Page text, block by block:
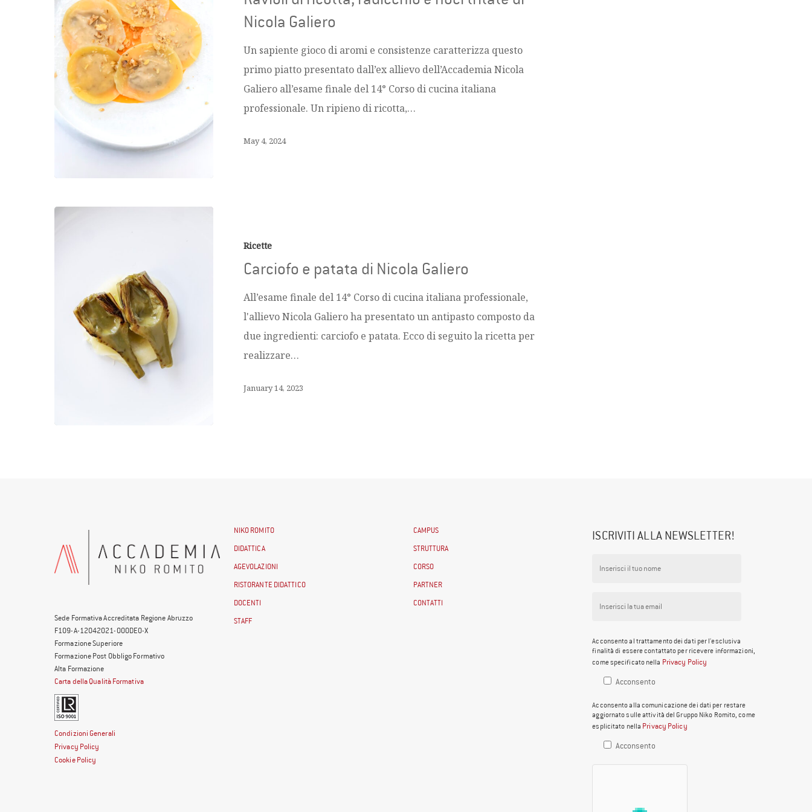
Nicola Galiero
Un sapiente gioco di aromi e consistenze caratterizza questo
primo piatto presentato dall’ex allievo dell’Accademia Nicola
Galiero all’esame finale del 14° Corso di cucina italiana
professionale. Un ripieno di ricotta,…
May 4, 2024
Ricette
Carciofo e patata di Nicola Galiero
All’esame finale del 14° Corso di cucina italiana professionale,
l'allievo Nicola Galiero ha presentato un antipasto composto da
due ingredienti: carciofo e patata. Ecco di seguito la ricetta per
realizzare…
January 14, 2023
Sede Formativa Accreditata Regione Abruzzo
F109-A-12042021-000DE0-X
Formazione Superiore
Formazione Post Obbligo Formativo
Alta Formazione
Carta della Qualità Formativa
Condizioni Generali
Privacy Policy
Cookie Policy
NIKO ROMITO
DIDATTICA
AGEVOLAZIONI
RISTORANTE DIDATTICO
DOCENTI
STAFF
CAMPUS
STRUTTURA
CORSO
PARTNER
CONTATTI
ISCRIVITI ALLA NEWSLETTER!
Acconsento al trattamento dei dati per l'esclusiva
finalità di essere contattato per ricevere informazioni,
come specificato nella Privacy Policy
Acconsento
Acconsento alla comunicazione dei dati per restare
aggiornato sulle attività del Gruppo Niko Romito, come
esplicitato nella Privacy Policy
Acconsento